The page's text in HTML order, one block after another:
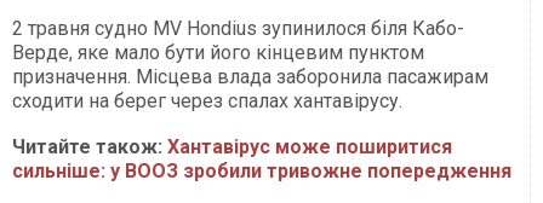
2 травня судно MV Hondius зупинилося біля Кабо-
Верде, яке мало бути його кінцевим пунктом
призначення. Місцева влада заборонила пасажирам
сходити на берег через спалах хантавірусу.
Читайте також: Хантавірус може поширитися
сильніше: у ВООЗ зробили тривожне попередження